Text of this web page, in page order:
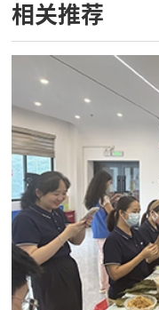
相关推荐